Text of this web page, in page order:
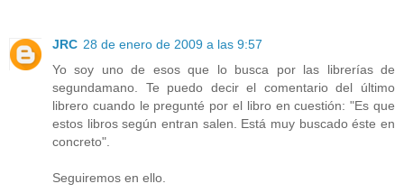
JRC 28 de enero de 2009 a las 9:57
Yo soy uno de esos que lo busca por las librerías de
segundamano. Te puedo decir el comentario del último
librero cuando le pregunté por el libro en cuestión: "Es que
estos libros según entran salen. Está muy buscado éste en
concreto".
Seguiremos en ello.